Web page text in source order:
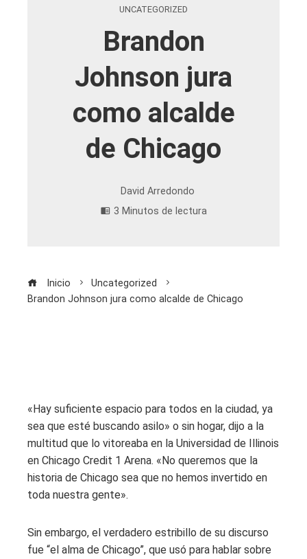
UNCATEGORIZED
Brandon
Johnson jura
como alcalde
de Chicago
David Arredondo
3 Minutos de lectura
Inicio
Uncategorized
Brandon Johnson jura como alcalde de Chicago
«Hay suficiente espacio para todos en la ciudad, ya
sea que esté buscando asilo» o sin hogar, dijo a la
multitud que lo vitoreaba en la Universidad de Illinois
en Chicago Credit 1 Arena. «No queremos que la
historia de Chicago sea que no hemos invertido en
toda nuestra gente».
Sin embargo, el verdadero estribillo de su discurso
fue “el alma de Chicago”, que usó para hablar sobre